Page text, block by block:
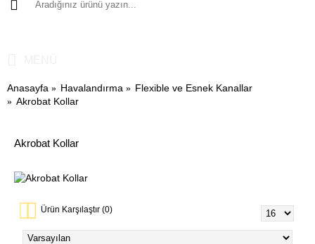
Anasayfa Havalandırma
Flexible ve Esnek Kanallar
Akrobat Kollar
Akrobat Kollar
Ürün Karşılaştır (0)